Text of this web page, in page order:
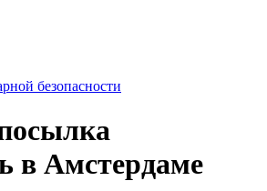
безопасности
в Амстердаме